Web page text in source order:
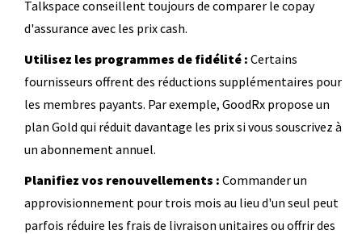
Talkspace conseillent toujours de comparer le copay
d'assurance avec les prix cash.
Utilisez les programmes de fidélité : Certains
fournisseurs offrent des réductions supplémentaires pour
les membres payants. Par exemple, GoodRx propose un
plan Gold qui réduit davantage les prix si vous souscrivez à
un abonnement annuel.
Planifiez vos renouvellements : Commander un
approvisionnement pour trois mois au lieu d'un seul peut
parfois réduire les frais de livraison unitaires ou offrir des